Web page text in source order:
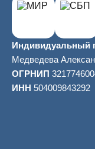
Индивидуальный
Медведева
ОГРНИП
ИНН 504009843292